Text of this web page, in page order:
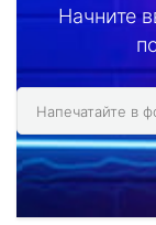
Начните